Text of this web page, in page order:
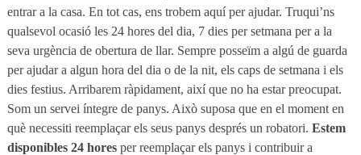
entrar a la casa. En tot cas, ens trobem aquí per ajudar. Truqui’ns
qualsevol ocasió les 24 hores del dia, 7 dies per setmana per a la
seva urgència de obertura de llar. Sempre posseïm a algú de guarda
per ajudar a algun hora del dia o de la nit, els caps de setmana i els
dies festius. Arribarem ràpidament, així que no ha estar preocupat.
Som un servei íntegre de panys. Això suposa que en el moment en
què necessiti reemplaçar els seus panys després un robatori. Estem
disponibles 24 horesper reemplaçar els panys i contribuir a